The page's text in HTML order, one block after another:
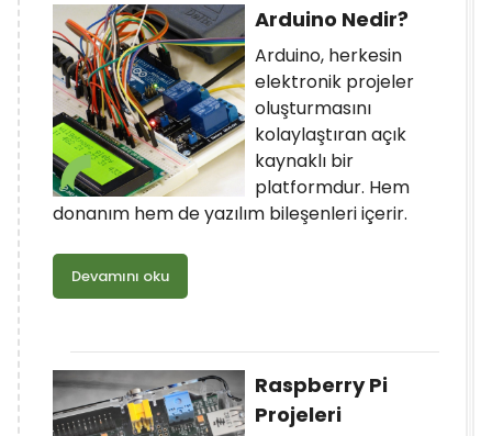
Arduino Nedir?
Arduino, herkesin
elektronik projeler
oluşturmasını
kolaylaştıran açık
kaynaklı bir
platformdur. Hem
donanım hem de yazılım bileşenleri içerir.
Devamını oku
Raspberry Pi
Projeleri